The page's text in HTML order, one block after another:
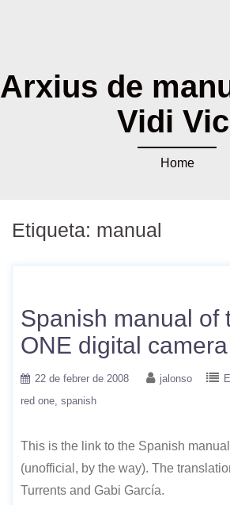
Arxius de
Vidi
Home
Etiqueta: manual
Spanish manual of
ONE digital camera
22 de febrer de 2008 jalonso
red one spanish
This is the link to the Spanish
(unofficial, by the way). The
Turrents and Gabi García.